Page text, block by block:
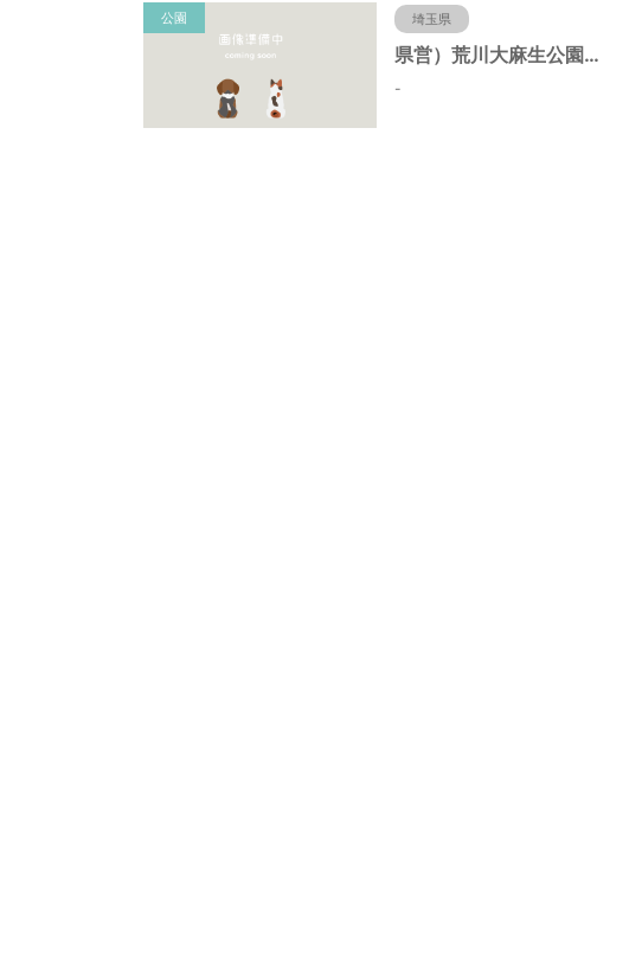
公園 埼玉県
県営）荒川大麻生公園（埼玉県熊谷市）
-